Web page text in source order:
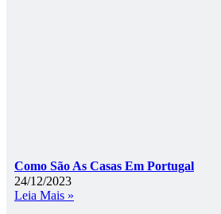
Como São As Casas Em Portugal
24/12/2023
Leia Mais »